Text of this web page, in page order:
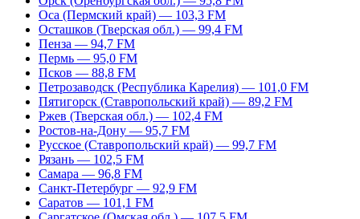
Оса (Пермский край) — 103,3 FM
Осташков (Тверская обл.) — 99,4 FM
Пенза — 94,7 FM
Пермь — 95,0 FM
Псков — 88,8 FM
Петрозаводск (Республика Карелия) — 101,0 FM
Пятигорск (Ставропольский край) — 89,2 FM
Ржев (Тверская обл.) — 102,4 FM
Ростов-на-Дону — 95,7 FM
Русское (Ставропольский край) — 99,7 FM
Рязань — 102,5 FM
Самара — 96,8 FM
Санкт-Петербург — 92,9 FM
Саратов — 101,1 FM